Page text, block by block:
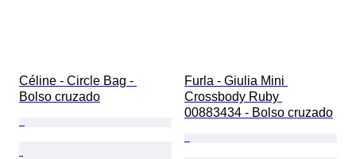
Céline - Circle Bag -
Bolso cruzado
Furla - Giulia Mini
Crossbody Ruby
00883434 - Bolso cruzado